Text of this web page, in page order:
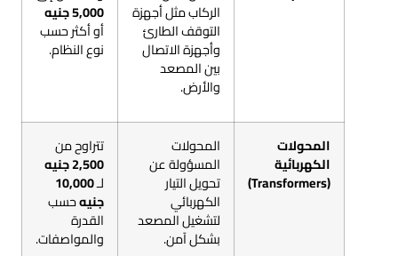
الركاب مثل أجهزة
التوقف الطارئ
وأجهزة الاتصال
بين المصعد
والأرض.
5,000 جنيه
أو أكثر حسب
نوع النظام.
المحولات
الكهربائية
المحولات
المسؤولة عن
تحويل التيار
الكهربائي
لتشغيل المصعد
بشكل آمن.
تتراوح من
2,500 جنيه
10,000
جنيهحسب
القدرة
والمواصفات.